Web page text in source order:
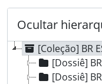
Ocultar
[Coleção] BR ESAPEES BR
[Dossiê] BR
[Dossiê] BR